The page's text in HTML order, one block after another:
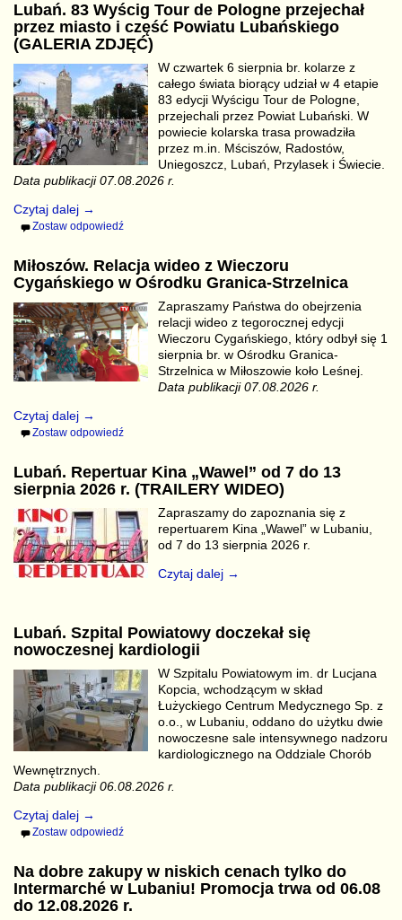
Lubań. 83 Wyścig Tour de Pologne przejechał
przez miasto i część Powiatu Lubańskiego
(GALERIA ZDJĘĆ)
W czwartek 6 sierpnia br. kolarze z
całego świata biorący udział w 4 etapie
83 edycji Wyścigu Tour de Pologne,
przejechali przez Powiat Lubański. W
powiecie kolarska trasa prowadziła
przez m.in. Mściszów, Radostów,
Uniegoszcz, Lubań, Przylasek i Świecie.
Data publikacji 07.08.2026 r.
Czytaj dalej →
Zostaw odpowiedź
Miłoszów. Relacja wideo z Wieczoru
Cygańskiego w Ośrodku Granica-Strzelnica
Zapraszamy Państwa do obejrzenia
relacji wideo z tegorocznej edycji
Wieczoru Cygańskiego, który odbył się 1
sierpnia br. w Ośrodku Granica-
Strzelnica w Miłoszowie koło Leśnej.
Data publikacji 07.08.2026 r.
Czytaj dalej →
Zostaw odpowiedź
Lubań. Repertuar Kina „Wawel” od 7 do 13
sierpnia 2026 r. (TRAILERY WIDEO)
Zapraszamy do zapoznania się z
repertuarem Kina „Wawel” w Lubaniu,
od 7 do 13 sierpnia 2026 r.
Czytaj dalej →
Lubań. Szpital Powiatowy doczekał się
nowoczesnej kardiologii
W Szpitalu Powiatowym im. dr Lucjana
Kopcia, wchodzącym w skład
Łużyckiego Centrum Medycznego Sp. z
o.o., w Lubaniu, oddano do użytku dwie
nowoczesne sale intensywnego nadzoru
kardiologicznego na Oddziale Chorób
Wewnętrznych.
Data publikacji 06.08.2026 r.
Czytaj dalej →
Zostaw odpowiedź
Na dobre zakupy w niskich cenach tylko do
Intermarché w Lubaniu! Promocja trwa od 06.08
do 12.08.2026 r.